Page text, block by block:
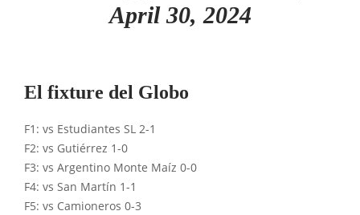
April 30, 2024
El fixture del Globo
F1: vs Estudiantes SL 2-1
F2: vs Gutiérrez 1-0
F3: vs Argentino Monte Maíz 0-0
F4: vs San Martín 1-1
F5: vs Camioneros 0-3